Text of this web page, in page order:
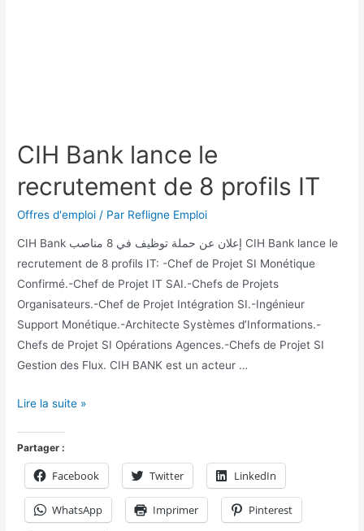
CIH Bank lance le
recrutement de 8 profils IT
Offres d'emploi / Par Refligne Emploi
CIH Bank إعلان عن حملة توظيف في 8 مناصب CIH Bank lance le
recrutement de 8 profils IT: -Chef de Projet SI Monétique
Confirmé.-Chef de Projet IT SAI.-Chefs de Projets
Organisateurs.-Chef de Projet Intégration SI.-Ingénieur
Support Monétique.-Architecte Systèmes d’Informations.-
Chefs de Projet SI Opérations Agences.-Chefs de Projet SI
Gestion des Flux. CIH BANK est un acteur …
Lire la suite »
Partager :
Facebook Twitter LinkedIn
WhatsApp Imprimer Pinterest